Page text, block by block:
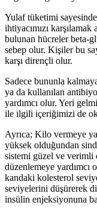
Yulaf tüketimi
ihtiyacımızı
bulunan hücreler beta-
sebep olur. Kişiler bu
karşı dirençli olur.
Sadece bununla
ya da kullanılan
yardımcı olur. Yeri
ile ilgili içeriğimizi de
Ayrıca; Kilo vermeye
yüksek olduğundan
sistemi güzel ve verimli
düzenlemeye yardımcı
kandaki kolesterol
seviyelerini düşürerek
insülin enjeksiyonuna